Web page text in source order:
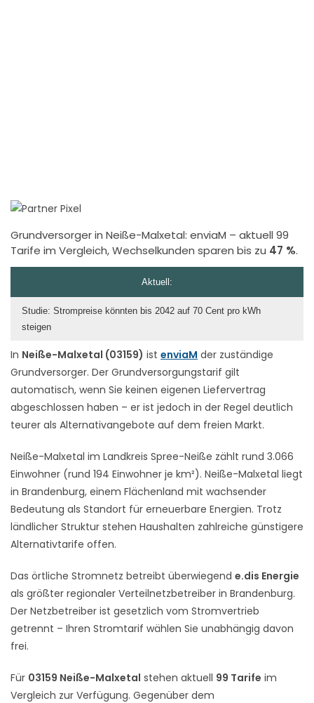
Grundversorger in Neiße-Malxetal: enviaM – aktuell 99
Tarife im Vergleich, Wechselkunden sparen bis zu 47 %.
In Neiße-Malxetal (03159) ist enviaM der zuständige
Grundversorger. Der Grundversorgungstarif gilt
automatisch, wenn Sie keinen eigenen Liefervertrag
abgeschlossen haben – er ist jedoch in der Regel deutlich
teurer als Alternativangebote auf dem freien Markt.
Neiße-Malxetal im Landkreis Spree-Neiße zählt rund 3.066
Einwohner (rund 194 Einwohner je km²). Neiße-Malxetal liegt
in Brandenburg, einem Flächenland mit wachsender
Bedeutung als Standort für erneuerbare Energien. Trotz
ländlicher Struktur stehen Haushalten zahlreiche günstigere
Alternativtarife offen.
Das örtliche Stromnetz betreibt überwiegend e.dis Energie
als größter regionaler Verteilnetzbetreiber in Brandenburg.
Der Netzbetreiber ist gesetzlich vom Stromvertrieb
getrennt – Ihren Stromtarif wählen Sie unabhängig davon
frei.
Für 03159 Neiße-Malxetal stehen aktuell 99 Tarife im
Vergleich zur Verfügung. Gegenüber dem
Aktuell:
Studie: Strompreise könnten bis 2042 auf 70 Cent pro kWh
steigen